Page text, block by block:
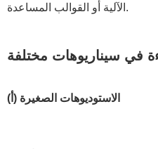
الآلية أو القوالب المساعدة.
في سيناريوهات مختلفة
(أ) الاستوديوهات الصغيرة